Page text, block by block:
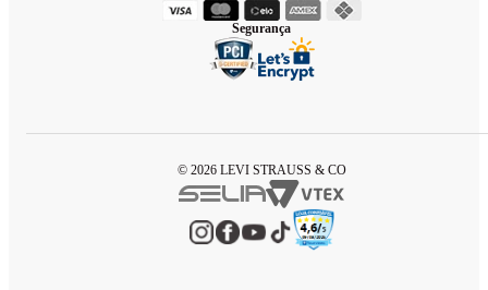
Segurança
© 2026 LEVI STRAUSS & CO